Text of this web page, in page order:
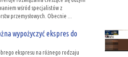
wśród specjalistów z
przemysłowych. Obecnie ...
wypożyczyć ekspres do
ekspresu na różnego rodzaju